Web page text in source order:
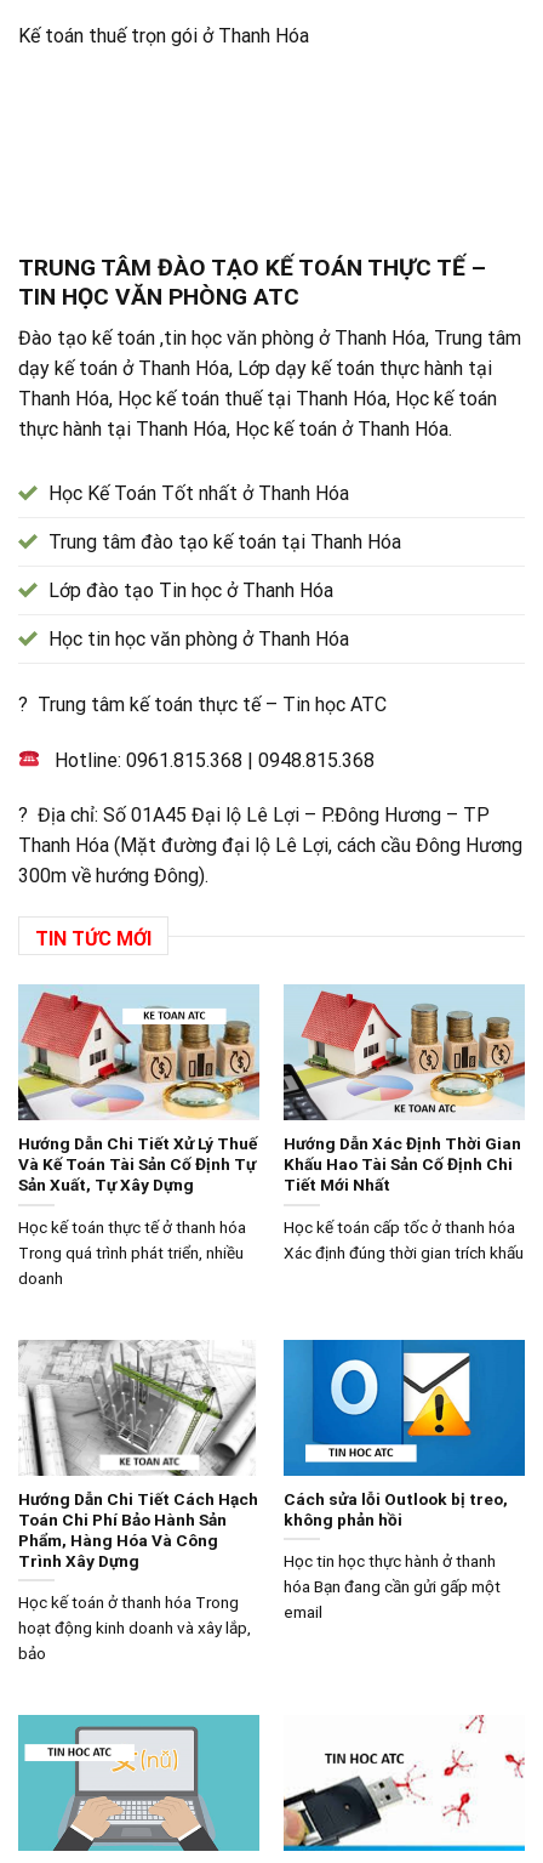
Kế toán thuế trọn gói ở Thanh Hóa
TRUNG TÂM ĐÀO TẠO KẾ TOÁN THỰC TẾ –
TIN HỌC VĂN PHÒNG ATC
Đào tạo kế toán ,tin học văn phòng ở Thanh Hóa, Trung tâm
dạy kế toán ở Thanh Hóa, Lớp dạy kế toán thực hành tại
Thanh Hóa, Học kế toán thuế tại Thanh Hóa, Học kế toán
thực hành tại Thanh Hóa, Học kế toán ở Thanh Hóa.
Học Kế Toán Tốt nhất ở Thanh Hóa
Trung tâm đào tạo kế toán tại Thanh Hóa
Lớp đào tạo Tin học ở Thanh Hóa
Học tin học văn phòng ở Thanh Hóa
? Trung tâm kế toán thực tế – Tin học ATC
Hotline:0961.815.368 |0948.815.368
? Địa chỉ: Số 01A45 Đại lộ Lê Lợi – P.Đông Hương – TP
Thanh Hóa (Mặt đường đại lộ Lê Lợi, cách cầu Đông Hương
300m về hướng Đông).
TIN TỨC MỚI
Hướng Dẫn Chi Tiết Xử Lý Thuế
Và Kế Toán Tài Sản Cố Định Tự
Sản Xuất, Tự Xây Dựng
Học kế toán thực tế ở thanh hóa
Trong quá trình phát triển, nhiều
doanh
Hướng Dẫn Xác Định Thời Gian
Khấu Hao Tài Sản Cố Định Chi
Tiết Mới Nhất
Học kế toán cấp tốc ở thanh hóa
Xác định đúng thời gian trích khấu
Hướng Dẫn Chi Tiết Cách Hạch
Toán Chi Phí Bảo Hành Sản
Phẩm, Hàng Hóa Và Công
Trình Xây Dựng
Học kế toán ở thanh hóa Trong
hoạt động kinh doanh và xây lắp,
bảo
Cách sửa lỗi Outlook bị treo,
không phản hồi
Học tin học thực hành ở thanh
hóa Bạn đang cần gửi gấp một
email